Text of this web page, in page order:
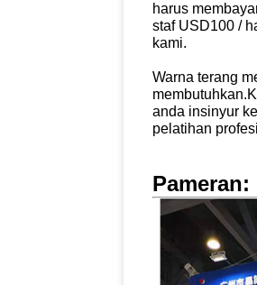
harus
staf USD100 /
kami.
Warna terang
anda insinyur
pelatihan
Pameran: